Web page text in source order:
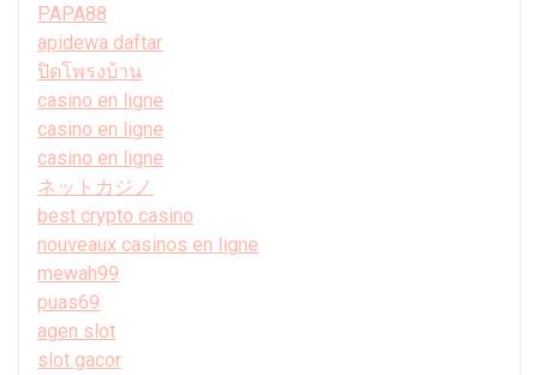
PAPA88
apidewa daftar
ปิดโพรงบ้าน
casino en ligne
casino en ligne
casino en ligne
ネットカジノ
best crypto casino
nouveaux casinos en ligne
mewah99
puas69
agen slot
slot gacor